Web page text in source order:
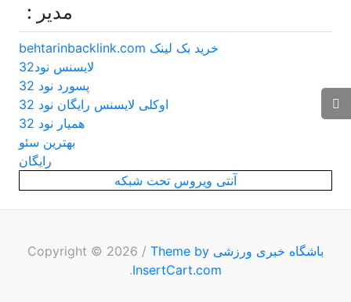
مدیر :
خرید بک لینک behtarinbacklink.com
لایسنس نود32
پسورد نود 32
اوکلی لایسنس رایگان نود 32
همیار نود 32
بهترین سئو
رایگان
آنتی ویروس تحت شبکه
باشگاه خبری ورزشی / Theme by
InsertCart.com
.